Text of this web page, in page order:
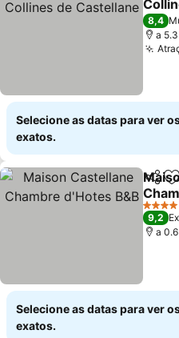
Ver
8,4
a
Selecione as datas para ver
exatos.
Ver
4
9,2
a
Selecione as datas para ver
exatos.